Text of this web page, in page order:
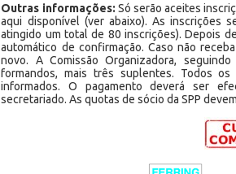
Outras informações: Só serão aceites
aqui disponível (ver abaixo). As inscrições
atingido um total de 80 inscrições). Depois
automático de confirmação. Caso não
novo. A Comissão Organizadora,
formandos, mais três suplentes. Todos
informados. O pagamento deverá ser
secretariado. As quotas de sócio da SPP